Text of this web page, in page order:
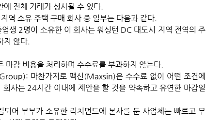
전체 거래가 성사될 수 있다.
역 소유 주택 구매 회사 중 일부는 다음과 같다.
생 2명이 소유한 이 회사는 워싱턴 DC 대도시 지역 전역의 주
지 않다.
마감 비용을 처리하며 수수료를 부과하지 않는다.
마찬가지로 맥신(Maxsin)은 수수료 없이 어떤 조건에
사는 24시간 이내에 제안을 할 것을 약속하고 유연한 마감일
어 부부가 소유한 리치먼드에 본사를 둔 사업체는 빠르고 무